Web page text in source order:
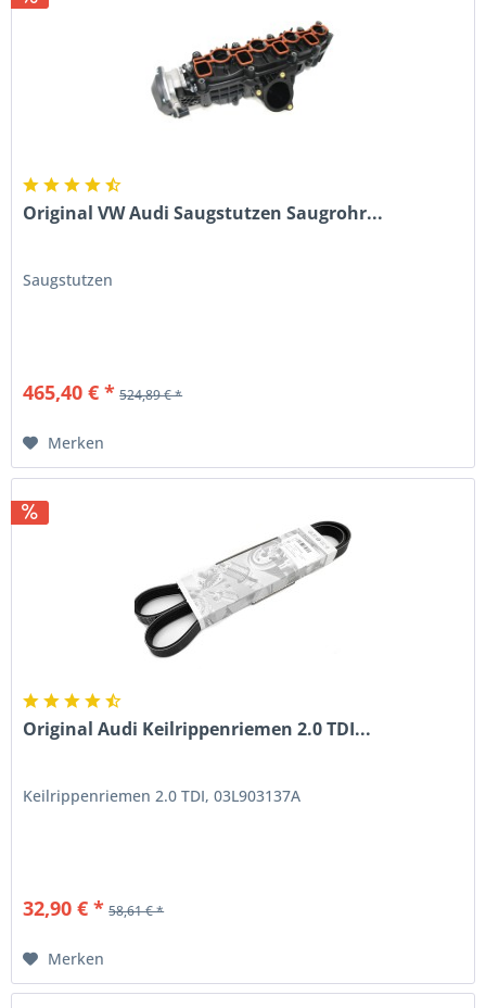
Original VW Audi Saugstutzen Saugrohr...
Saugstutzen
465,40 € * 524,89 € *
Merken
Original Audi Keilrippenriemen 2.0 TDI...
Keilrippenriemen 2.0 TDI, 03L903137A
32,90 € * 58,61 € *
Merken